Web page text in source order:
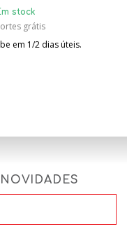
stock
grátis
em 1/2 dias úteis.